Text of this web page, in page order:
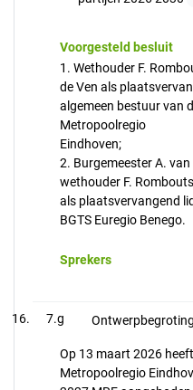
Voorgesteld besluit
1. Wethouder F.
de Ven als
algemeen bestuur van
Metropoolregio
Eindhoven;
2. Burgemeester A.
wethouder F.
als plaatsvervangend
BGTS Euregio Benego.
Sprekers
7.g
Op 13 maart 2026
Metropoolregio